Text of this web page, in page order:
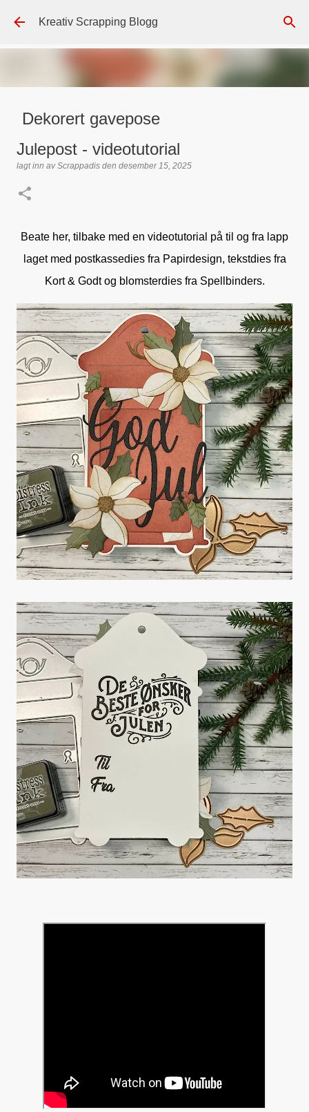
Gå til hovedinnhold
Kreativ Scrapping Blogg
Dekorert gavepose
GAVEPOSE / POSEKORT
Julepost - videotutorial
lagt inn avScrappadis den desember 15, 2025
Beate her, tilbake med en videotutorial på til og fra lapp
laget med postkassedies fra Papirdesign, tekstdies fra
Kort & Godt og blomsterdies fra Spellbinders.